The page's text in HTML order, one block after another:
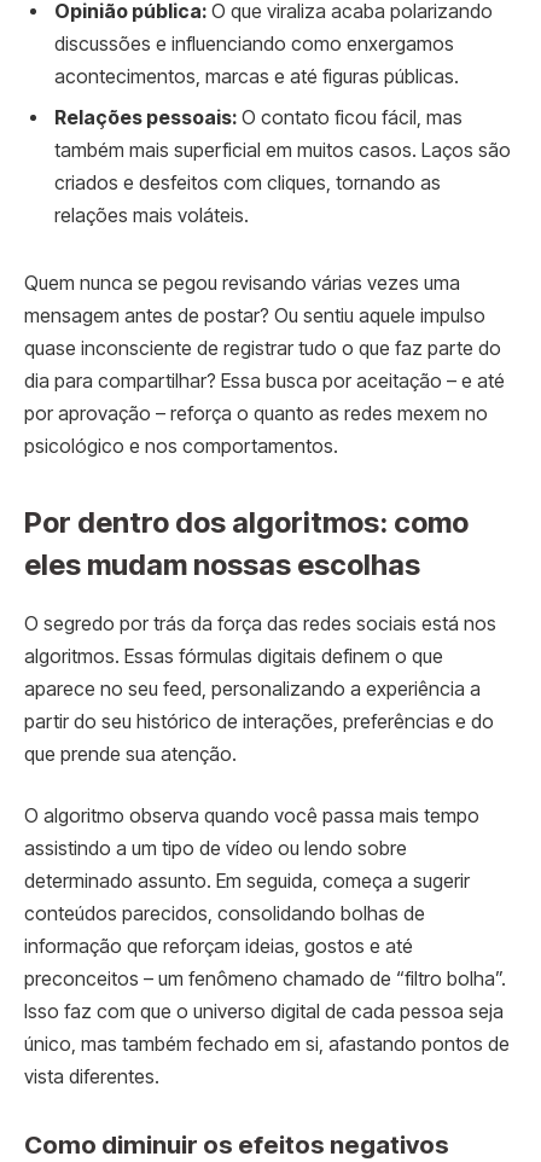
Opinião pública: O que viraliza acaba polarizando
discussões e influenciando como enxergamos
acontecimentos, marcas e até figuras públicas.
Relações pessoais: O contato ficou fácil, mas
também mais superficial em muitos casos. Laços são
criados e desfeitos com cliques, tornando as
relações mais voláteis.
Quem nunca se pegou revisando várias vezes uma
mensagem antes de postar? Ou sentiu aquele impulso
quase inconsciente de registrar tudo o que faz parte do
dia para compartilhar? Essa busca por aceitação – e até
por aprovação – reforça o quanto as redes mexem no
psicológico e nos comportamentos.
Por dentro dos algoritmos: como
eles mudam nossas escolhas
O segredo por trás da força das redes sociais está nos
algoritmos. Essas fórmulas digitais definem o que
aparece no seu feed, personalizando a experiência a
partir do seu histórico de interações, preferências e do
que prende sua atenção.
O algoritmo observa quando você passa mais tempo
assistindo a um tipo de vídeo ou lendo sobre
determinado assunto. Em seguida, começa a sugerir
conteúdos parecidos, consolidando bolhas de
informação que reforçam ideias, gostos e até
preconceitos – um fenômeno chamado de “filtro bolha”.
Isso faz com que o universo digital de cada pessoa seja
único, mas também fechado em si, afastando pontos de
vista diferentes.
Como diminuir os efeitos negativos